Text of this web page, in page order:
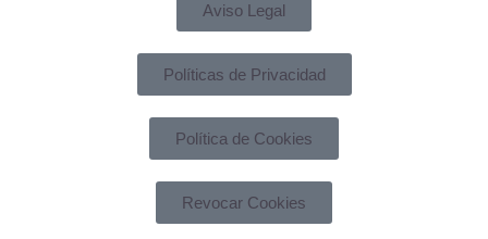
Aviso Legal
Políticas de Privacidad
Política de Cookies
Revocar Cookies